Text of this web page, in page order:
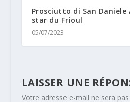
Prosciutto di San Daniele
star du Frioul
05/07/2023
LAISSER UNE
Votre adresse e-mail ne sera